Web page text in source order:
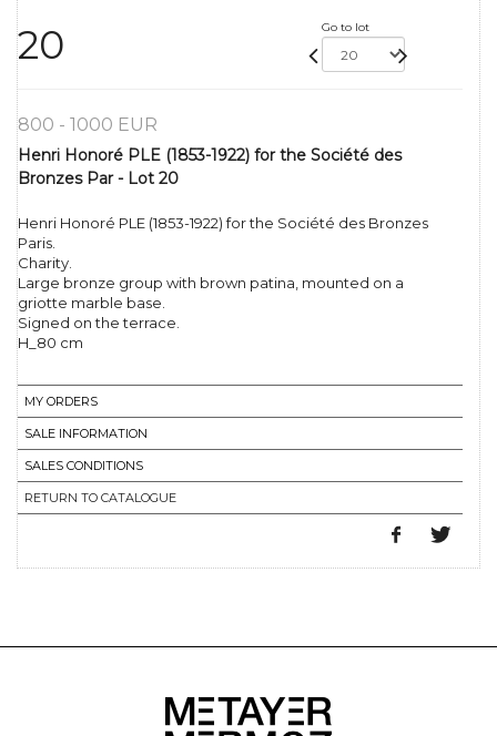
20 Go to lot
800 - 1000 EUR
Henri Honoré PLE (1853-1922) for the Société des
Bronzes Par - Lot 20
Henri Honoré PLE (1853-1922) for the Société des Bronzes
Paris.
Charity.
Large bronze group with brown patina, mounted on a
griotte marble base.
Signed on the terrace.
H_80 cm
MY ORDERS
SALE INFORMATION
SALES CONDITIONS
RETURN TO CATALOGUE